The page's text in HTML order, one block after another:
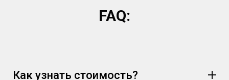
FAQ:
Как узнать стоимость?